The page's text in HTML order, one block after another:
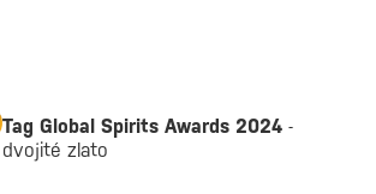
Tag Global Spirits Awards 2024 -
dvojité zlato